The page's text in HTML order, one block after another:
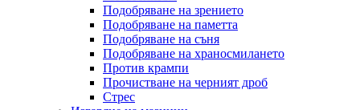
Подобряване на зрението
Подобряване на паметта
Подобряване на съня
Подобряване на храносмилането
Против крампи
Прочистване на черният дроб
Стрес